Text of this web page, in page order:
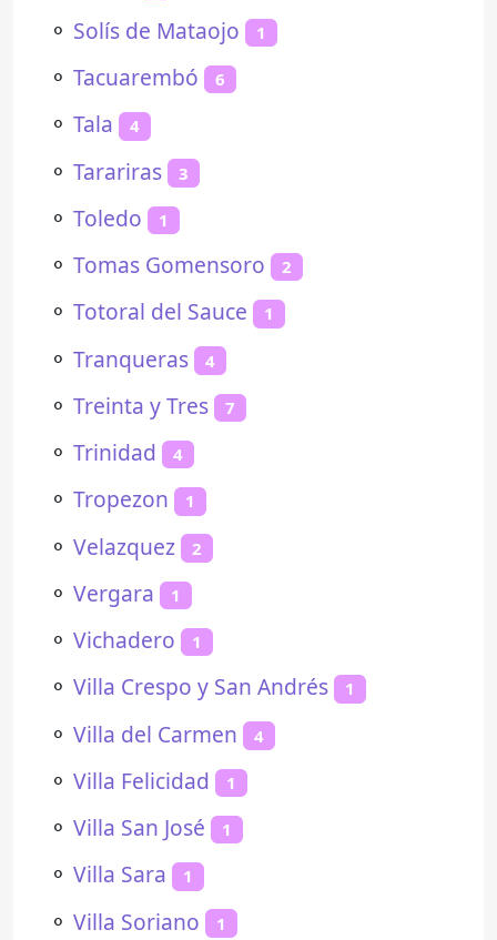
⚬ Solís de Mataojo 1
⚬ Tacuarembó 6
⚬ Tala 4
⚬ Tarariras 3
⚬ Toledo 1
⚬ Tomas Gomensoro 2
⚬ Totoral del Sauce 1
⚬ Tranqueras 4
⚬ Treinta y Tres 7
⚬ Trinidad 4
⚬ Tropezon 1
⚬ Velazquez 2
⚬ Vergara 1
⚬ Vichadero 1
⚬ Villa Crespo y San Andrés 1
⚬ Villa del Carmen 4
⚬ Villa Felicidad 1
⚬ Villa San José 1
⚬ Villa Sara 1
⚬ Villa Soriano 1